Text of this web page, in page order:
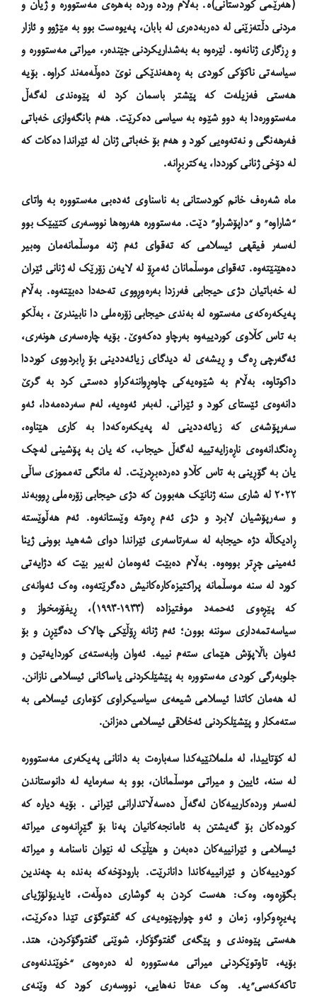
(هەرێمی کوردستانی)ە. بەڵام وردە وردە بەهرەی مەستوورە و ژیان و
مردنی دڵتەزێنی لە دەربەدەری لە بابان، پەیوەست بوو بە مێژوو و ئازار
و ڕزگاری ژنانەوە. لێرەوە بە بەشداریکردنی جێندەر، میراتی مەستوورە و
سیاسەتی ناکۆکی کوردی بە ڕەهەندێکی نوێ دەوڵەمەند کراوە. بۆیە
هەستی فەزیلەت کە پێشتر باسمان کرد لە پێوەندی لەگەڵ
مەستوورەدا بە دوو شێوە بە سیاسی دەکرێت. هەم بانگەوازی خەباتی
فەرهەنگی و نەتەوەیی کورد و هەم بۆ خەباتی ژنان لە ئێراندا دەکات کە
لە دۆخی ژنانی کورددا، یەکتربڕانە.
ماه شەرەف خانم کوردستانی بە ناسناوی ئەدەبی مەستوورە بە واتای
“شاراوە” و “داپۆشراو” دێت. مەستوورە هەروەها نووسەری کتێبێک بوو
لەسەر فیقهی ئیسلامی کە تەقوای ئەم ژنە موسڵمانەمان وەبیر
دەهێنێتەوە. تەقوای موسڵمانان ئەمڕۆ لە لایەن زۆرێک لە ژنانی ئێران
لە خەباتیان دژی حیجابی فەرزدا بەرەوڕووی تەحەدا دەبێتەوە. بەڵام
پەیکەرەکەی مەستورە لە بەندی حیجابی زۆرەملی دا نابیندرێ ، بەڵکو
بە تاس کڵاوی کوردییەوە بەرچاو دەکەوێ. بۆیە چارەسەری هونەری،
ئەگەرچی ڕەگ و ڕیشەی لە دیدگای زیائەددینی بۆ ڕابردووی کورددا
داکوتاوە، بەڵام بە شێوەیەکی چاوەڕواننەکراو دەستی کرد بە گرێ
دانەوەی ئێستای کورد و ئێرانی. لەبەر ئەوەیە، لەم سەردەمەدا، ئەو
سەرپۆشەی کە زیائەددینی لە پەیکەرەکەدا بە کاری هێناوە،
ڕەنگدانەوەی ناڕەزایەتییە لەگەڵ حیجاب، کە یان بە پۆشینی لەچک
یان بە گۆڕینی بە تاس کڵاو دەردەبڕدرێت. لە مانگی تەمموزی ساڵی
٢٠٢٢ لە شاری سنە ژنانێک هەبوون کە دژی ‌حیجابی زۆرەملی ڕووبەند
و سەرپۆشیان لابرد و دژی ئەم ڕەوتە وێستانەوە. ئەم هەڵوێستە
ڕادیکاڵە دژە حیجابە لە سەرتاسەری ئێراندا دوای شەهید بوونی ژینا
ئەمینی چڕتر بووەوە. بەڵام دەبێت ئەوەمان لەبیر بێت کە دژایەتی
کورد لە سنە موسڵمانە پراکتیزەکارەکانیش دەگرێتەوە، وەک ئەوانەی
کە پێڕەوی ئەحمەد موفتیزادە (١٩٣٣-١٩٩٣)، ڕیفۆرمخواز و
سیاسەتمەداری سوننە بوون؛ ئەم ژنانە ڕۆڵێکی چالاک دەگێڕن و بۆ
ئەوان باڵاپۆش هێمای ستەم نییە. ئەوان وابەستەی کوردایەتین و
جلوبەرگی کوردی مەستوورە بە پێشێلکردنی یاساکانی ئیسلامی نازانن.
لە هەمان کاتدا ئیسلامی شیعەی سیاسیکراوی کۆماری ئیسلامی بە
ستەمکار و پێشێلکردنی ئەخلاقی ئیسلامی دەزانن.
لە کۆتاییدا، لە ململانێیەکدا سەبارەت بە دانانی پەیکەری مەستوورە
لە سنە، ئایین و میراتی موسڵمانان، بوو بە سەرمایە لە دانوستاندن
لەسەر وردەکارییەکان لەگەڵ دەسەڵاتدارانی ئێرانی . بۆیە دیارە کە
کوردەکان بۆ گەیشتن بە ئامانجەکانیان پەنا بۆ گێڕانەوەی میراتە
ئیسلامی و ئێرانییەکان دەبەن و هێڵێک لە نێوان ناسنامە و میراتە
کوردییەکان و ئێرانییەکاندا دانانرێت. بارودۆخەکە بەندە بە چەندین
بگۆڕەوە، وەک: هەست کردن بە گوشاری دەوڵەت، ئایدیۆلۆژیای
پەیڕەوکراو، زمان و ئەو چوارچێوەیەی کە گفتوگۆی تێدا دەکرێت،
هەستی پێوەندی و پێگەی گفتوگۆکار، شوێنی گفتوگۆکردن، هتد.
بۆیە، تاوتوێکردنی میراتی مەستوورە لە دەرەوەی “خوێندنەوەی
تاکەکەسی”یە. وەک عەتا نەهایی، نووسەری کورد کە وێنەی